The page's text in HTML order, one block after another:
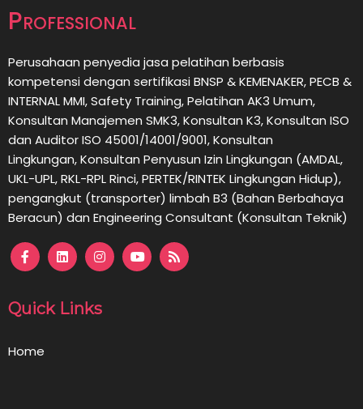
Professional
Perusahaan penyedia jasa pelatihan berbasis
kompetensi dengan sertifikasi BNSP & KEMENAKER, PECB &
INTERNAL MMI, Safety Training, Pelatihan AK3 Umum,
Konsultan Manajemen SMK3, Konsultan K3, Konsultan ISO
dan Auditor ISO 45001/14001/9001,Konsultan
Lingkungan,Konsultan Penyusun Izin Lingkungan (AMDAL,
UKL-UPL, RKL-RPL Rinci, PERTEK/RINTEK Lingkungan Hidup),
pengangkut (transporter) limbah B3 (Bahan Berbahaya
Beracun) dan Engineering Consultant (Konsultan Teknik)
Quick Links
Home